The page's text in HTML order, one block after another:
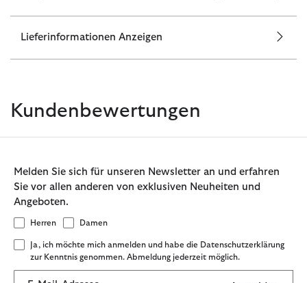
Lieferinformationen Anzeigen
Kundenbewertungen
Melden Sie sich für unseren Newsletter an und erfahren
Sie vor allen anderen von exklusiven Neuheiten und
Angeboten.
Herren Damen
Ja, ich möchte mich anmelden und habe die Datenschutzerklärung
zur Kenntnis genommen. Abmeldung jederzeit möglich.